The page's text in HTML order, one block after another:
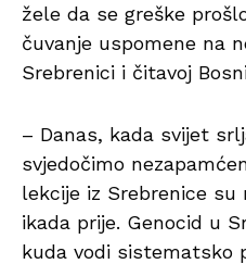
žele da se greške
čuvanje uspomene na
Srebrenici i čitavoj
– Danas, kada svijet
svjedočimo
lekcije iz Srebrenice su
ikada prije. Genocid u
kuda vodi sistematsko